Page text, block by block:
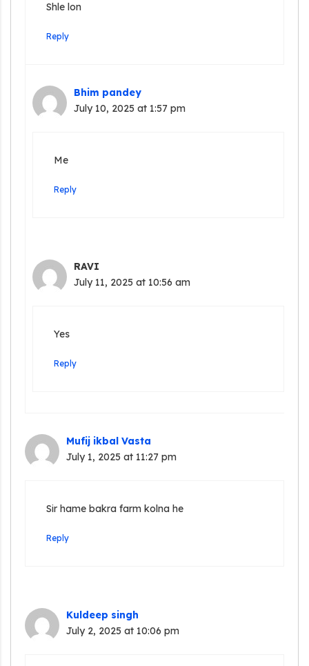
Shle lon
Reply
Bhim pandey
July 10, 2025 at 1:57 pm
Me
Reply
RAVI
July 11, 2025 at 10:56 am
Yes
Reply
Mufij ikbal Vasta
July 1, 2025 at 11:27 pm
Sir hame bakra farm kolna he
Reply
Kuldeep singh
July 2, 2025 at 10:06 pm